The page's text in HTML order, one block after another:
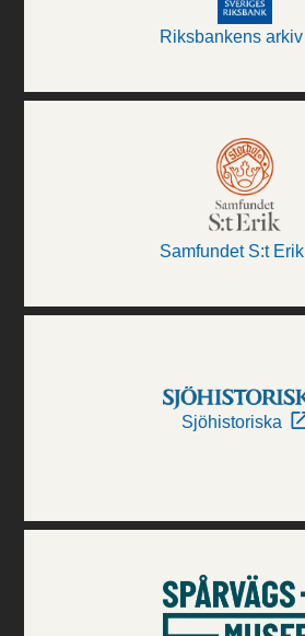
Riksbankens arkiv
Samfundet S:t Erik
Sjöhistoriska